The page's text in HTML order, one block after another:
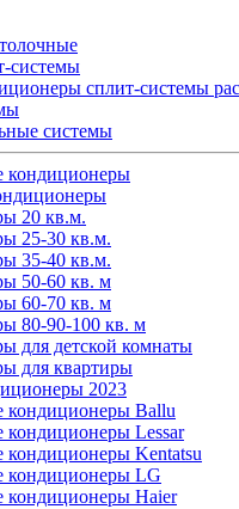
системы
сплит-системы
системы
кондиционеры
20 кв.м.
25-30 кв.м.
35-40 кв.м.
50-60 кв. м
60-70 кв. м
80-90-100 кв. м
для детской комнаты
для квартиры
2023
кондиционеры Ballu
кондиционеры Lessar
Kentatsu
кондиционеры LG
кондиционеры Haier